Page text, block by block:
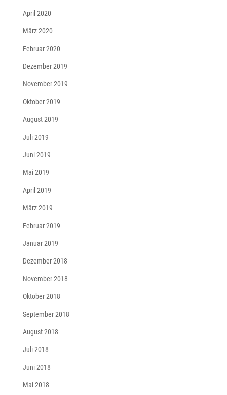
April 2020
März 2020
Februar 2020
Dezember 2019
November 2019
Oktober 2019
August 2019
Juli 2019
Juni 2019
Mai 2019
April 2019
März 2019
Februar 2019
Januar 2019
Dezember 2018
November 2018
Oktober 2018
September 2018
August 2018
Juli 2018
Juni 2018
Mai 2018